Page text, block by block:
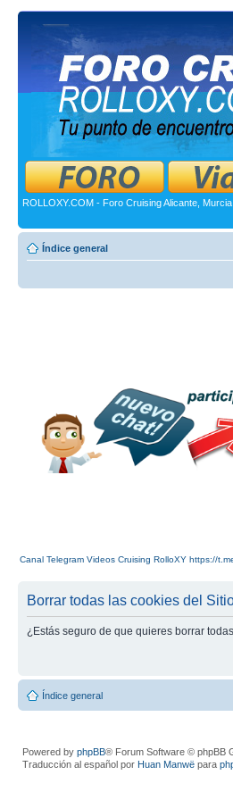
ROLLOXY.COM - Foro Cruising Alicante,
Índice general
Canal Telegram Videos Cruising RolloXY https://
Borrar todas las cookies del
¿Estás seguro de que quieres borrar
Índice general
Powered by phpBB® Forum Software © phpBB
Traducción al español por Huan Manwë para